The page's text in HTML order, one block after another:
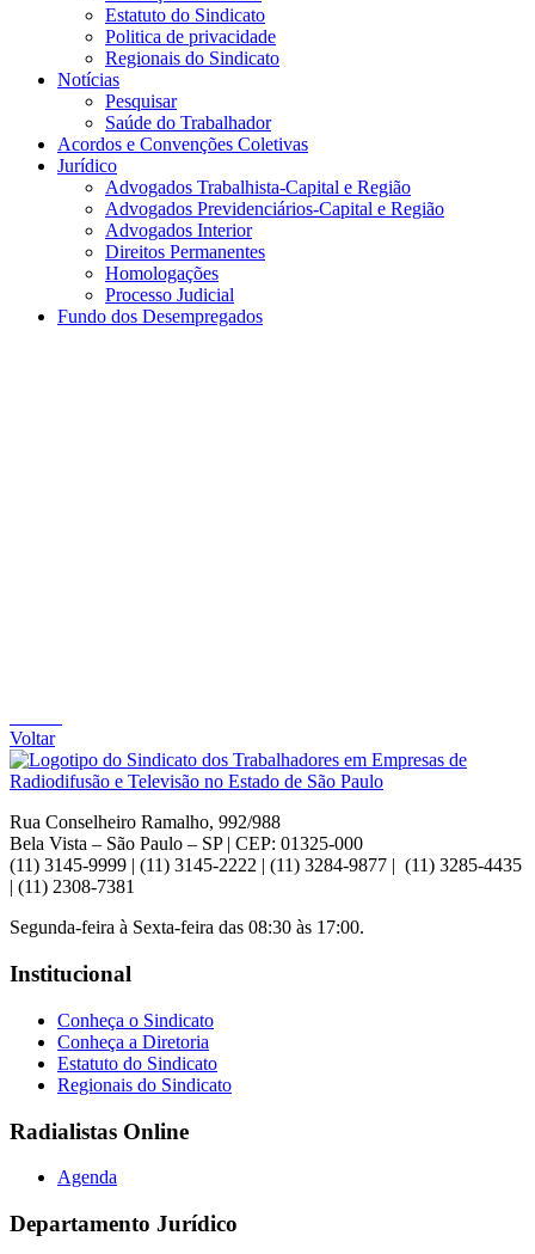
Estatuto do Sindicato
Politica de privacidade
Regionais do Sindicato
Notícias
Pesquisar
Saúde do Trabalhador
Acordos e Convenções Coletivas
Jurídico
Advogados Trabalhista-Capital e Região
Advogados Previdenciários-Capital e Região
Advogados Interior
Direitos Permanentes
Homologações
Processo Judicial
Fundo dos Desempregados
Voltar
Rua Conselheiro Ramalho, 992/988
Bela Vista – São Paulo – SP | CEP: 01325-000
(11) 3145-9999 | (11) 3145-2222 | (11) 3284-9877 | (11) 3285-4435
| (11) 2308-7381
Segunda-feira à Sexta-feira das 08:30 às 17:00.
Institucional
Conheça o Sindicato
Conheça a Diretoria
Estatuto do Sindicato
Regionais do Sindicato
Radialistas Online
Agenda
Departamento Jurídico